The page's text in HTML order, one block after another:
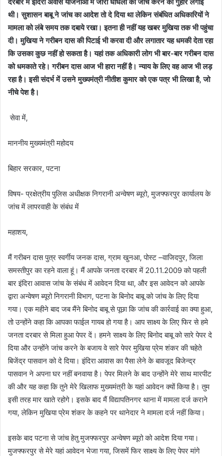
थी। सुशासन बाबू ने जांच का आदेश तो दे दिया था लेकिन संबंधित अधिकारियों ने
मामला को लंबे समय तक दबाये रखा। इतना ही नहीं यह खबर मुखिया तक भी पहुंचा
दी। मुखिया ने गरीबन दास की पिटाई भी करवा दी और लगातार यह धमकी देता रहा
कि उसका कुछ नहीं हो सकता है। यहां तक अधिकारी लोग भी बार-बार गरीबन दास
को धमकाते रहे। गरीबन दास आज भी हारा नहीं है। न्याय के लिए वह आज भी लड़
रहा है। इसी संदर्भ में उसने मुख्यमंत्री नीतीश कुमार को एक पत्र भी लिखा है, जो
नीचे पेश है।
सेवा में,
माननीय मुख्यमंत्री महोदय
बिहार सरकार, पटना
विषय- प्रक्षेत्रीय पुलिस अधीक्षक निगरानी अन्वेषण ब्यूरो, मुजफ्फरपुर कार्यालय के
जांच में लापरवाही के संबंध में
महाशय,
मैं गरीबन दास पुत्र स्वर्गीय जनक दास, ग्राम खुनआ, पोस्ट –वाजिदपुर, जिला
समस्तीपुर का रहने वाला हूं। मैं आपके जनता दरबार में 20.11.2009 को पहली
बार इंदिरा आवास जांच के संबंध में आवेदन दिया था, और इस आवेदन को आपके
द्वारा अन्वेषण ब्यूरो निगरानी विभाग, पटना के बिनोद बाबू को जांच के लिए दिया
गया। एक महीने बाद जब मैंने बिनोद बाबू से पूछा कि जांच की कार्रवाई का क्या हुआ,
तो उन्होंने कहा कि आपका फाईल गायब हो गया है। आप साक्ष्य के लिए फिर से हमे
जनता दरबार से मिला हुआ पेपर दें। हमने साक्ष्य के लिए बिनोद बाबू को सारे पेपर दे
दिया और उन्होंने जांच करने के बजाय वे सारे पेपर मुखिया प्रेम शंकर की चहेते
बिजेंद्र पासवान को दे दिया। इंदिरा आवास का पैसा लेने के बावजूद बिजेन्द्र
पासवान ने अपना घर नहीं बनवाया है। पेपर मिलने के बाद उन्होंने मेरे साथ मारपीट
की और यह कहा कि तुने मेरे खिलाफ मुख्यमंत्री के यहां आवेदन क्यों किया है। तुम
इसी तरह मार खाते रहोगे। इसके बाद मैं विद्यापतिनगर थाना में मामला दर्ज कराने
गया, लेकिन मुखिया प्रेम शंकर के कहने पर थानेदार ने मामला दर्ज नहीं किया।
इसके बाद पटना से जांच हेतु मुजफ्फरपुर अन्वेषण ब्यूरो को आदेश दिया गया।
मुजफ्फरपुर से मेरे यहां आवेदन भेजा गया, जिसमें फिर साक्ष्य के लिए पेपर मांगे